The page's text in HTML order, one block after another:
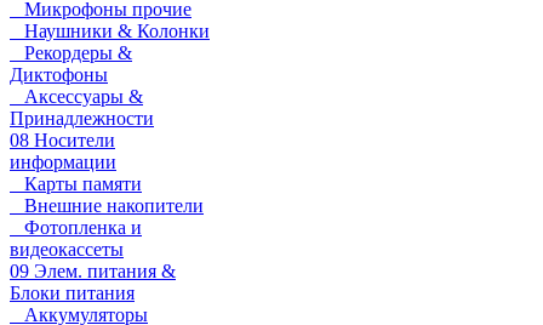
Микрофоны прочие
Наушники & Колонки
Рекордеры &
Диктофоны
Аксессуары &
Принадлежности
08 Носители
информации
Карты памяти
Внешние накопители
Фотопленка и
видеокассеты
09 Элем. питания &
Блоки питания
Аккумуляторы